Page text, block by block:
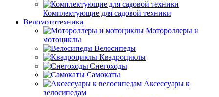
Комплектующие для садовой техники
Веломототехника
Мотороллеры и
мотоциклы
Велосипеды
Квадроциклы
Снегоходы
Самокаты
Аксессуары к
велосипедам